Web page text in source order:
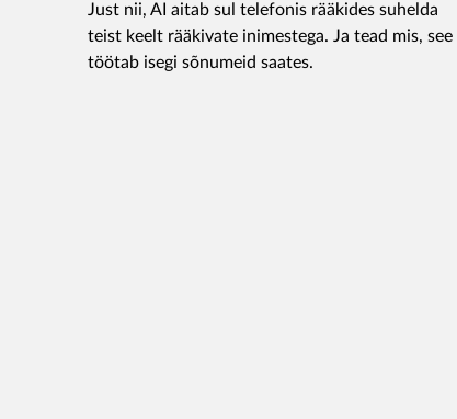
Just nii, AI aitab sul telefonis rääkides suhelda
teist keelt rääkivate inimestega. Ja tead mis, see
töötab isegi sõnumeid saates.